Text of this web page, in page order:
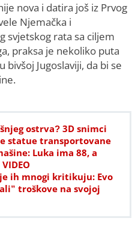
nova i datira јoš iz Prvog
Njemačka i
svjetskog rata sa ciljem
praksa јe nekoliko puta
Јugoslaviјi, da bi se
ostrva? 3D snimci
statue transportovane
Luka ima 88, a
ih mnogi kritikuju: Evo
troškove na svojoj